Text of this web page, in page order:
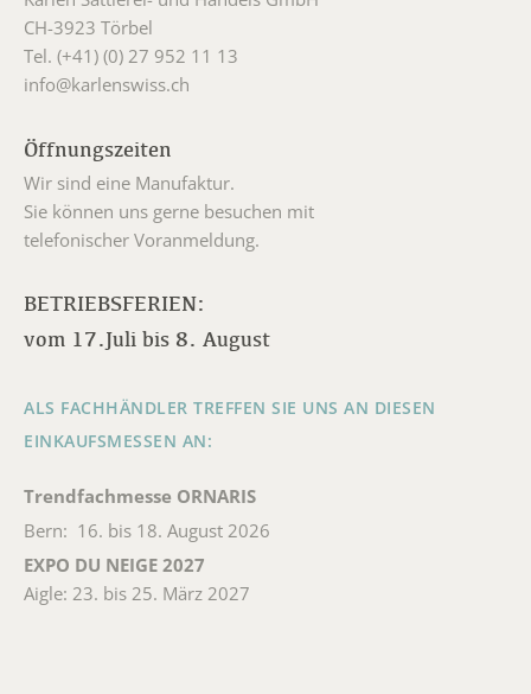
CH-3923 Törbel
Tel. (+41) (0) 27 952 11 13
info@karlenswiss.ch
Öffnungszeiten
Wir sind eine Manufaktur.
Sie können uns gerne besuchen mit
telefonischer Voranmeldung.
BETRIEBSFERIEN:
vom 17.Juli bis 8. August
ALS FACHHÄNDLER TREFFEN SIE UNS AN DIESEN
EINKAUFSMESSEN AN:
Trendfachmesse ORNARIS
Bern: 16. bis 18. August 2026
EXPO DU NEIGE 2027
Aigle: 23. bis 25. März 2027